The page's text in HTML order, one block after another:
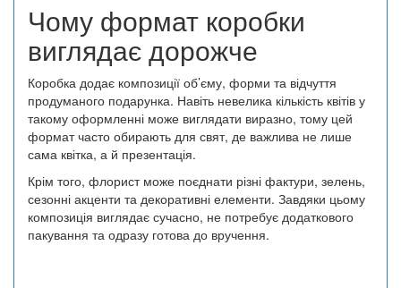
Чому формат коробки
виглядає дорожче
Коробка додає композиції об’єму, форми та відчуття
продуманого подарунка. Навіть невелика кількість квітів у
такому оформленні може виглядати виразно, тому цей
формат часто обирають для свят, де важлива не лише
сама квітка, а й презентація.
Крім того, флорист може поєднати різні фактури, зелень,
сезонні акценти та декоративні елементи. Завдяки цьому
композиція виглядає сучасно, не потребує додаткового
пакування та одразу готова до вручення.